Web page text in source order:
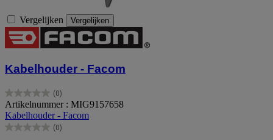
Vergelijken Vergelijken
Kabelhouder - Facom
(0)
0.0
van
de
5
Artikelnummer : MIG9157658
Kabelhouder - Facom
(0)
0.0